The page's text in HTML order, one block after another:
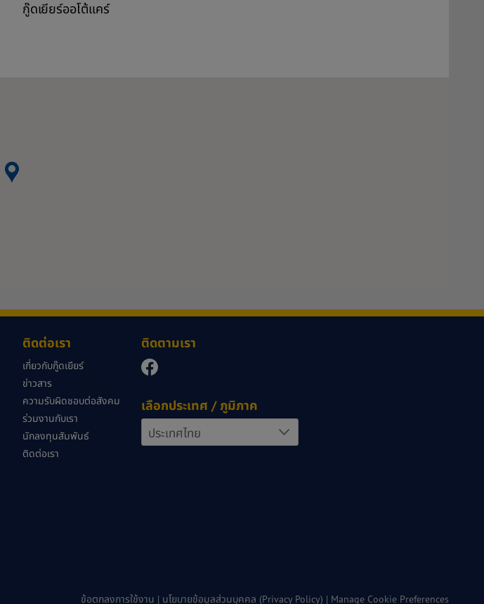
กู๊ดเยียร์ออโต้แคร์
ติดต่อเรา
เกี่ยวกับกู๊ดเยียร์
ข่าวสาร
ความรับผิดชอบต่อสังคม
ร่วมงานกับเรา
นักลงทุนสัมพันธ์
ติดต่อเรา
ติดตามเรา
เลือกประเทศ / ภูมิภาค
ข้อตกลงการใช้งาน | นโยบายข้อมูลส่วนบุคคล (Privacy Policy) | Manage Cookie Preferences